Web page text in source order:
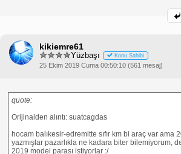
kikiemre61
Yüzbaşı Konu Sahibi
25 Ekim 2019 Cuma 00:50:10 (561 mesaj)
quote:
Orijinalden alıntı: suatcagdas
hocam balıkesir-edremitte sıfır km bi araç var ama
yazmışlar pazarlıkla ne kadara biter bilemiyorum,
2019 model parası istiyorlar :/